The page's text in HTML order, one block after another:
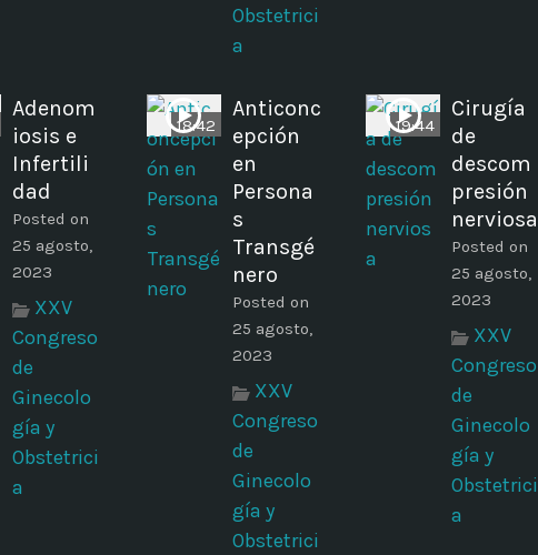
Obstetrici
a
Adenom
iosis e
Infertili
dad
Posted on
25 agosto,
2023
XXV
Congreso
de
Ginecolo
gía y
Obstetrici
a
18:42
Anticonc
epción
en
Persona
s
Transgé
nero
Posted on
25 agosto,
2023
XXV
Congreso
de
Ginecolo
gía y
Obstetrici
19:44
Cirugía
de
descom
presión
nerviosa
Posted on
25 agosto,
2023
XXV
Congreso
de
Ginecolo
gía y
Obstetrici
a